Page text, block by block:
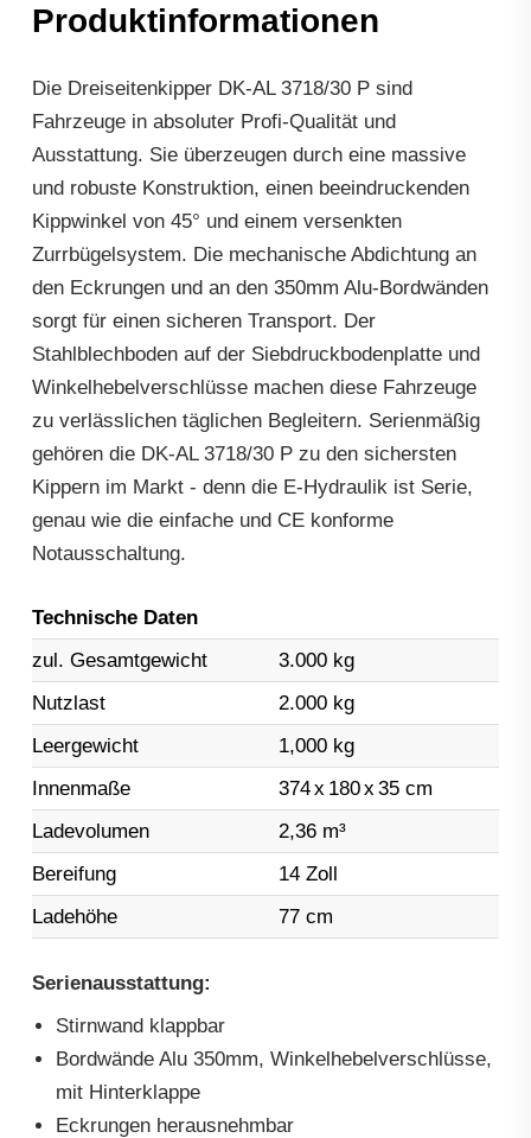
Produktinformationen
Die Dreiseitenkipper DK-AL 3718/30 P sind
Fahrzeuge in absoluter Profi-Qualität und
Ausstattung. Sie überzeugen durch eine massive
und robuste Konstruktion, einen beeindruckenden
Kippwinkel von 45° und einem versenkten
Zurrbügelsystem. Die mechanische Abdichtung an
den Eckrungen und an den 350mm Alu-Bordwänden
sorgt für einen sicheren Transport. Der
Stahlblechboden auf der Siebdruckbodenplatte und
Winkelhebelverschlüsse machen diese Fahrzeuge
zu verlässlichen täglichen Begleitern. Serienmäßig
gehören die DK-AL 3718/30 P zu den sichersten
Kippern im Markt - denn die E-Hydraulik ist Serie,
genau wie die einfache und CE konforme
Notausschaltung.
Technische Daten
zul. Gesamtgewicht
3.000 kg
Nutzlast
2.000 kg
Leergewicht
1,000 kg
Innenmaße
374x180x35 cm
Ladevolumen
2,36 m³
Bereifung
14 Zoll
Ladehöhe
77 cm
Serienausstattung:
Stirnwand klappbar
Bordwände Alu 350mm, Winkelhebelverschlüsse,
mit Hinterklappe
Eckrungen herausnehmbar